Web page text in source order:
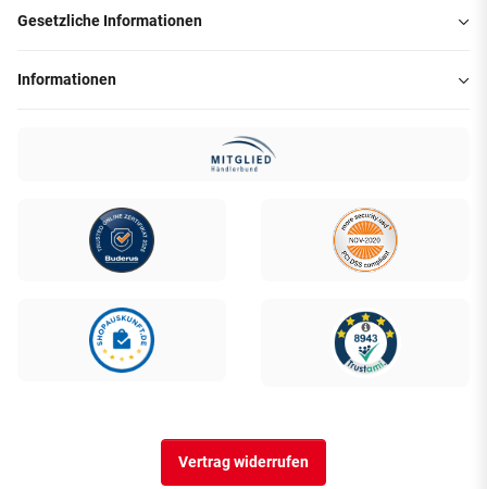
Gesetzliche Informationen
Informationen
Vertrag widerrufen